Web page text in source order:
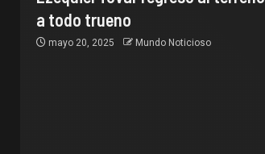
a todo trueno
mayo 20, 2025 Mundo Noticioso